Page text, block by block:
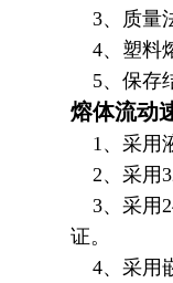
3、质量
4、 塑料
5、保存
熔体流动
1、采用
2、采用
3、采用
证。
4、采用